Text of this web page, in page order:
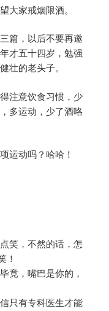
大家戒烟限酒。
篇，以后不要再邀
才五十四岁，勉强
壮的老头子。
注意饮食习惯，少
多运动，少了酒咯
运动吗？哈哈！
笑，不然的话，怎
！
竟，嘴巴是你的，
只有专科医生才能